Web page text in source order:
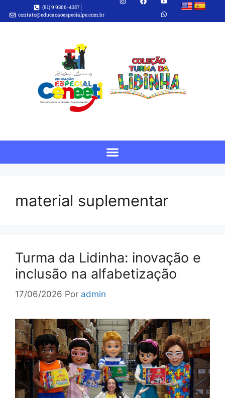
(81) 9 9366-4357
contato@educacaoespecialpe.com.br
material suplementar
Turma da Lidinha: inovação e
inclusão na alfabetização
17/06/2026 Por admin